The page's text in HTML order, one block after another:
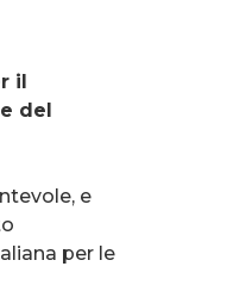
il
del
e
per le